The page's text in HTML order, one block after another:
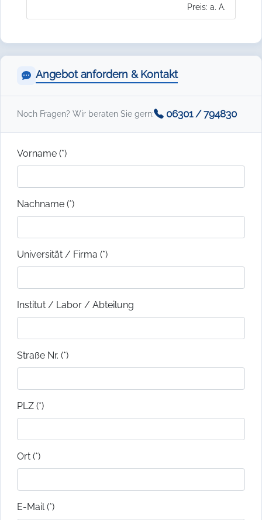
Preis: a. A.
Angebot anfordern & Kontakt
Noch Fragen? Wir beraten Sie gern: 06301 / 794830
Vorname (*)
Nachname (*)
Universität / Firma (*)
Institut / Labor / Abteilung
Straße Nr. (*)
PLZ (*)
Ort (*)
E-Mail (*)